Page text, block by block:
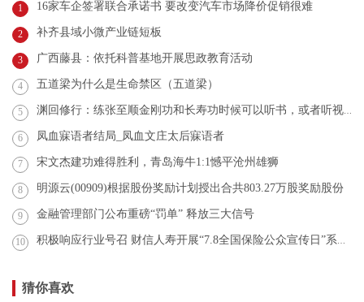
1 16家车企签署联合承诺书 要改变汽车市场降价促销很难
2 补齐县域小微产业链短板
3 广西藤县：依托科普基地开展思政教育活动
4 五道梁为什么是生命禁区（五道梁）
5 渊回修行：练张至顺金刚功和长寿功时候可以听书，或者听视频吗？
6 凤血寐语者结局_凤血文庄太后寐语者
7 宋文杰建功难得胜利，青岛海牛1:1憾平沧州雄狮
8 明源云(00909)根据股份奖励计划授出合共803.27万股奖励股份
9 金融管理部门公布重磅“罚单” 释放三大信号
10 积极响应行业号召 财信人寿开展“7.8全国保险公众宣传日”系列活动
猜你喜欢